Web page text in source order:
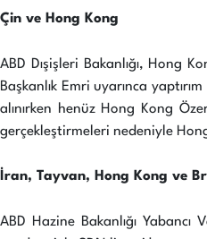
Çin ve Hong Kong
ABD Dışişleri Bakanlığı, Hong
Başkanlık Emri uyarınca
alınırken henüz Hong Kong
gerçekleştirmeleri nedeniyle
İran, Tayvan, Hong Kong ve
ABD Hazine Bakanlığı